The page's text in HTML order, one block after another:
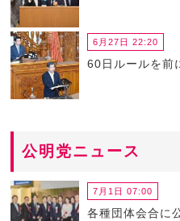
6月27日 22:20
60日ルールを前
公明党ニュース
7月1日 07:00
各種団体会合に